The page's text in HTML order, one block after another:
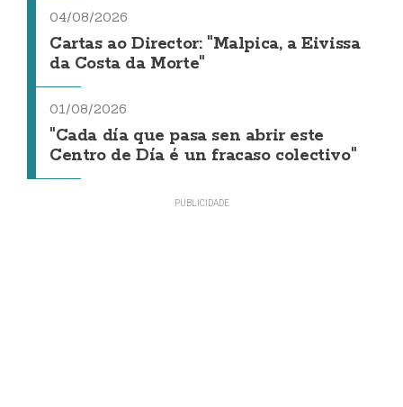
04/08/2026
Cartas ao Director: "Malpica, a Eivissa
da Costa da Morte"
01/08/2026
"Cada día que pasa sen abrir este
Centro de Día é un fracaso colectivo"